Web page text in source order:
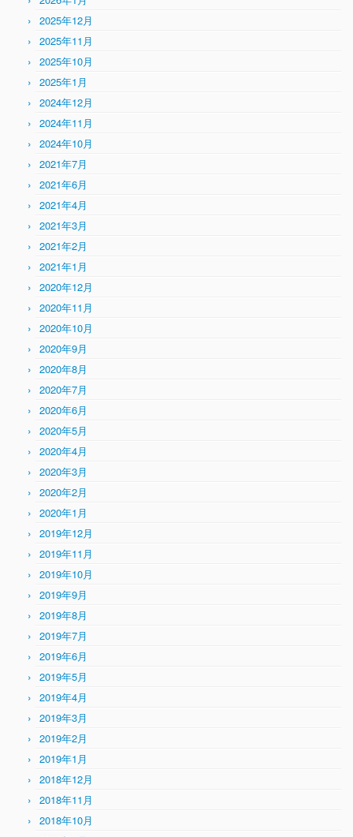
2025年12月
2025年11月
2025年10月
2025年1月
2024年12月
2024年11月
2024年10月
2021年7月
2021年6月
2021年4月
2021年3月
2021年2月
2021年1月
2020年12月
2020年11月
2020年10月
2020年9月
2020年8月
2020年7月
2020年6月
2020年5月
2020年4月
2020年3月
2020年2月
2020年1月
2019年12月
2019年11月
2019年10月
2019年9月
2019年8月
2019年7月
2019年6月
2019年5月
2019年4月
2019年3月
2019年2月
2019年1月
2018年12月
2018年11月
2018年10月